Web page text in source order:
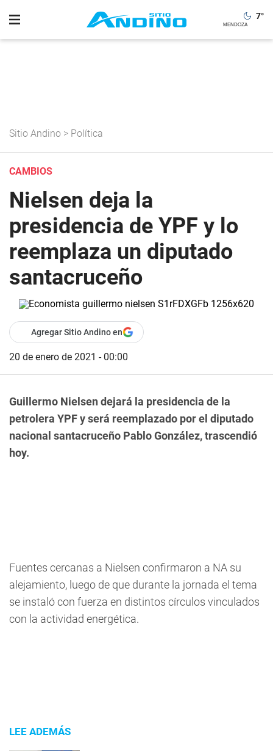
7°
Sitio Andino > Política
CAMBIOS
Nielsen deja la
presidencia de YPF y lo
reemplaza un diputado
santacruceño
Agregar Sitio Andino en
20 de enero de 2021 - 00:00
Guillermo Nielsen dejará la presidencia de la
petrolera YPF y será reemplazado por el diputado
nacional santacruceño Pablo González, trascendió
hoy.
Fuentes cercanas a Nielsen confirmaron a NA su
alejamiento, luego de que durante la jornada el tema
se instaló con fuerza en distintos círculos vinculados
con la actividad energética.
LEE ADEMÁS